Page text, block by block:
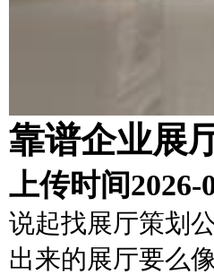
靠谱企业展
上传时间2026-
说起找展厅策划
出来的展厅要么